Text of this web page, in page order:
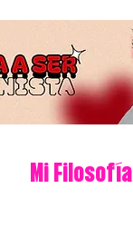
Mi Filosofía